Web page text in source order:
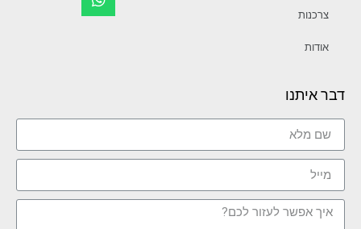
צרכנות
אודות
דבר איתנו